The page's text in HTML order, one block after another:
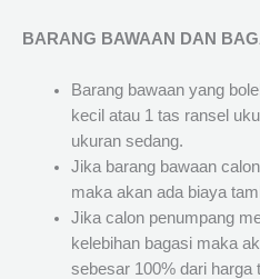
BARANG BAWAAN DAN
Barang bawaan yang
kecil atau 1 tas ransel
ukuran sedang.
Jika barang bawaan
maka akan ada biaya
Jika calon penumpang
kelebihan bagasi maka
sebesar 100% dari harga